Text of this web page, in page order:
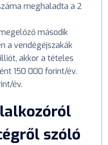
meghaladta a 2
második
a vendégéjszakák
akkor a tételes
150 000 forint/év.
év.
szóló